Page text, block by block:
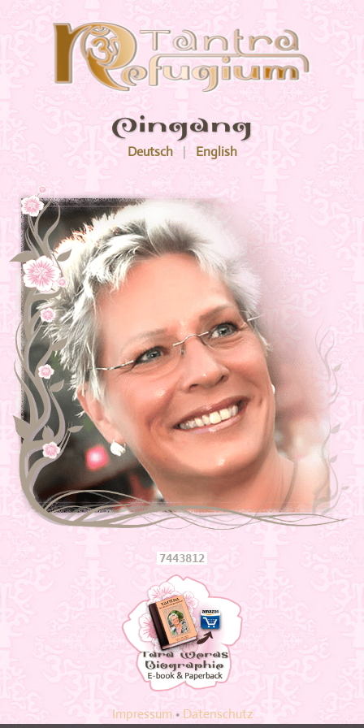
Galleries
Alben
Tara Wera - Impressionen WERA - Buch 2
Massage
Deutsch | English
7443812
Impressum • Datenschutz